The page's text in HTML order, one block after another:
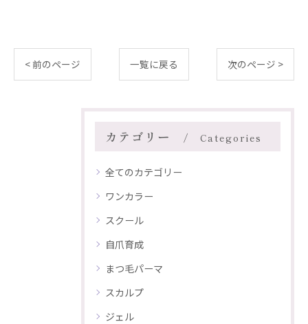
< 前のページ 一覧に戻る 次のページ >
カテゴリー Categories
全てのカテゴリー
ワンカラー
スクール
自爪育成
まつ毛パーマ
スカルプ
ジェル